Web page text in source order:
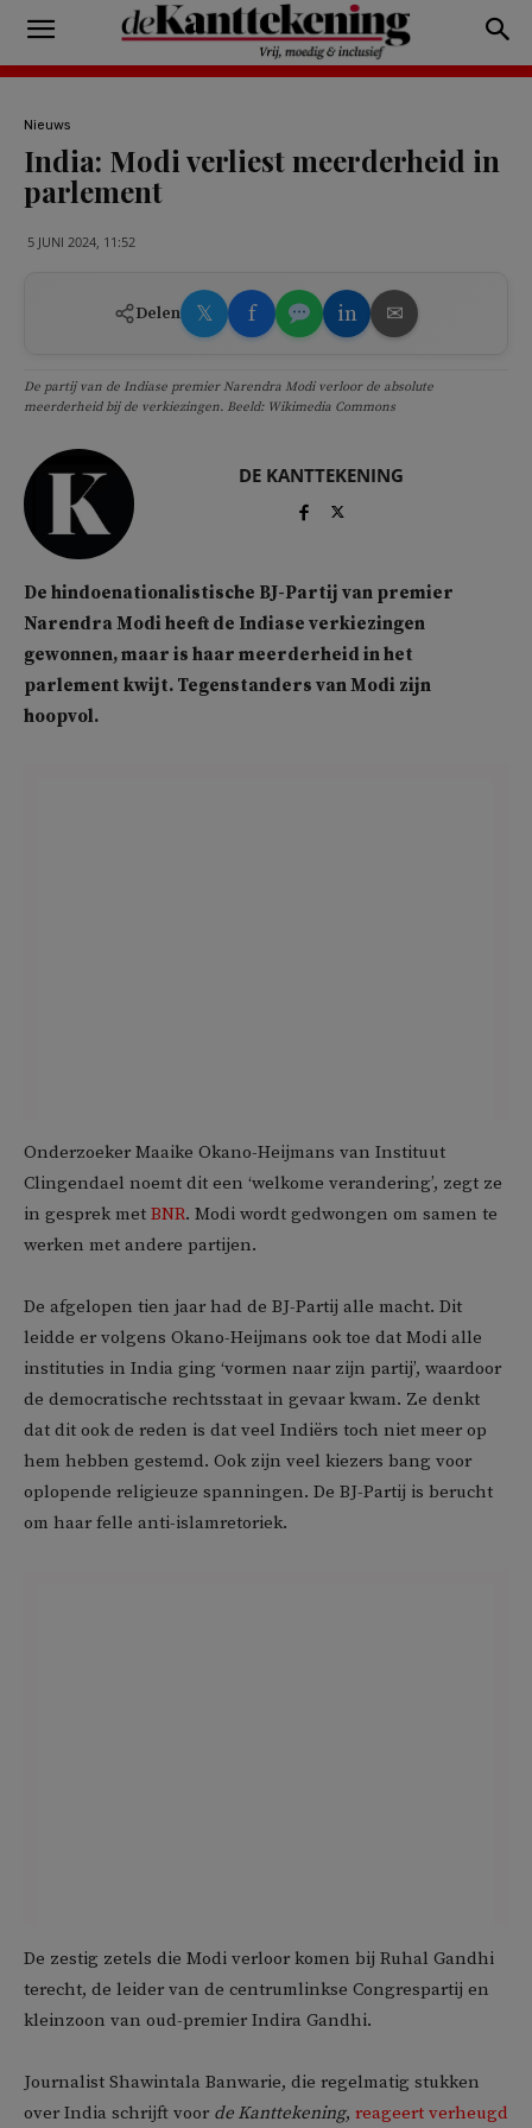
Nieuws
India: Modi verliest meerderheid in
parlement
5 JUNI 2024, 11:52
Delen 𝕏 f in ✉
De partij van de Indiase premier Narendra Modi verloor de absolute
meerderheid bij de verkiezingen. Beeld: Wikimedia Commons
DE KANTTEKENING
De hindoenationalistische BJ-Partij van premier
Narendra Modi heeft de Indiase verkiezingen
gewonnen, maar is haar meerderheid in het
parlement kwijt. Tegenstanders van Modi zijn
hoopvol.
Onderzoeker Maaike Okano-Heijmans van Instituut
Clingendael noemt dit een ‘welkome verandering’, zegt ze
in gesprek met BNR. Modi wordt gedwongen om samen te
werken met andere partijen.
De afgelopen tien jaar had de BJ-Partij alle macht. Dit
leidde er volgens Okano-Heijmans ook toe dat Modi alle
instituties in India ging ‘vormen naar zijn partij’, waardoor
de democratische rechtsstaat in gevaar kwam. Ze denkt
dat dit ook de reden is dat veel Indiërs toch niet meer op
hem hebben gestemd. Ook zijn veel kiezers bang voor
oplopende religieuze spanningen. De BJ-Partij is berucht
om haar felle anti-islamretoriek.
De zestig zetels die Modi verloor komen bij Ruhal Gandhi
terecht, de leider van de centrumlinkse Congrespartij en
kleinzoon van oud-premier Indira Gandhi.
Journalist Shawintala Banwarie, die regelmatig stukken
over India schrijft voor de Kanttekening, reageert verheugd